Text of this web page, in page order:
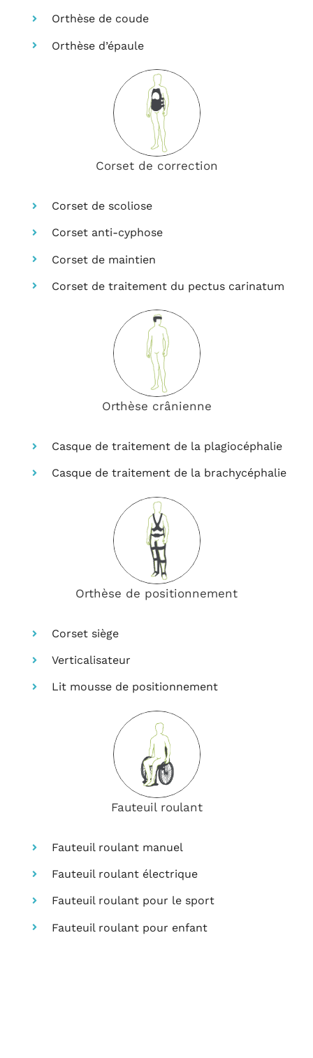
Orthèse de coude
Orthèse d’épaule
Corset de correction
Corset de scoliose
Corset anti-cyphose
Corset de maintien
Corset de traitement du pectus carinatum
Orthèse crânienne
Casque de traitement de la plagiocéphalie
Casque de traitement de la brachycéphalie
Orthèse de positionnement
Corset siège
Verticalisateur
Lit mousse de positionnement
Fauteuil roulant
Fauteuil roulant manuel
Fauteuil roulant électrique
Fauteuil roulant pour le sport
Fauteuil roulant pour enfant